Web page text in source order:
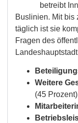
betreibt
Buslinien. Mit bis
täglich ist sie
Fragen des
Weitere
(45